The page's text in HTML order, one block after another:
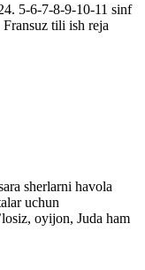
5-6-7-8-9-10-11 sinf
tili ish reja
sherlarni havola
uchun
oyijon, Juda ham